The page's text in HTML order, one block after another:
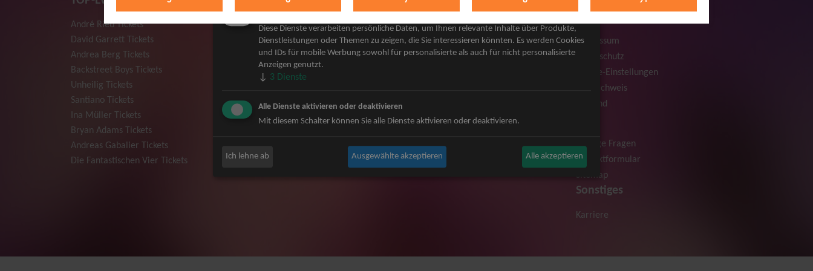
André Rieu Tickets
David Garrett Tickets
Andrea Berg Tickets
Backstreet Boys Tickets
Unheilig Tickets
Santiano Tickets
Ina Müller Tickets
Bryan Adams Tickets
Andreas Gabalier Tickets
Die Fantastischen Vier Tickets
Herbert Grönemeyer Tickets
Deep Purple Tickets
Howard Carpendale Tickets
Jan Delay & Disko No.1 Tickets
Bob Dylan Tickets
Mark Forster Tickets
Niedeckens BAP Tickets
Judas Priest Tickets
The BossHoss Tickets
Silbermond Tickets
Simple Plan Tickets
Beatrice Egli Tickets
Roland Kaiser Tickets
AGB
Impressum
Datenschutz
Cookie-Einstellungen
Bildnachweis
Versand
Häufige Fragen
Kontaktformular
Sitemap
Sonstiges
Karriere
Marketing
Diese Dienste verarbeiten persönliche Daten, um Ihnen relevante Inhalte über Produkte,
Dienstleistungen oder Themen zu zeigen, die Sie interessieren könnten. Es werden Cookies
und IDs für mobile Werbung sowohl für personalisierte als auch für nicht personalisierte
Anzeigen genutzt.
↓ 3 Dienste
Alle Dienste aktivieren oder deaktivieren
Mit diesem Schalter können Sie alle Dienste aktivieren oder deaktivieren.
Ich lehne ab Ausgewählte akzeptieren Alle akzeptieren